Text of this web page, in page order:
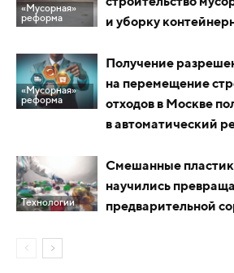
«Мусорная»
реформа
и уборку
«Мусорная»
реформа
Получение
на перемещение
отходов в Москве
в автоматический
Технологии
Смешанные
научились
предварительной